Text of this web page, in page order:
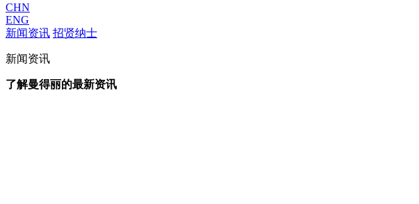
CHN
ENG
新闻资讯 招贤纳士
新闻资讯
了解曼得丽的最新资讯